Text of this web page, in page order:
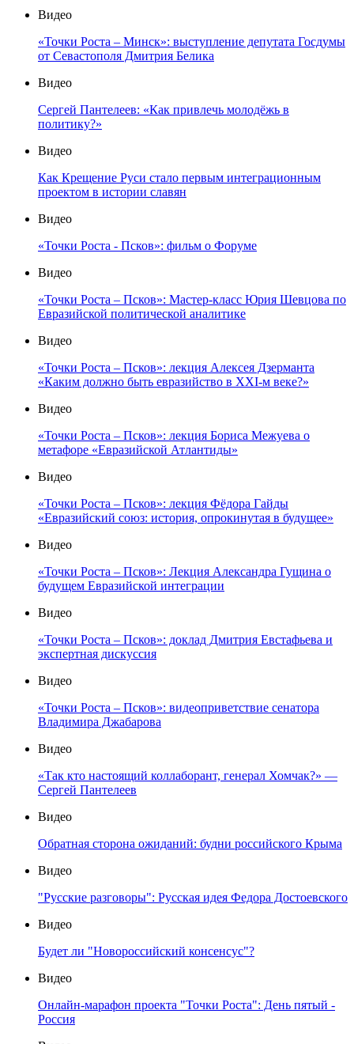
Видео
«Точки Роста – Минск»: выступление депутата Госдумы
от Севастополя Дмитрия Белика
Видео
Сергей Пантелеев: «Как привлечь молодёжь в
политику?»
Видео
Как Крещение Руси стало первым интеграционным
проектом в истории славян
Видео
«Точки Роста - Псков»: фильм о Форуме
Видео
«Точки Роста – Псков»: Мастер-класс Юрия Шевцова по
Евразийской политической аналитике
Видео
«Точки Роста – Псков»: лекция Алексея Дзерманта
«Каким должно быть евразийство в XXI-м веке?»
Видео
«Точки Роста – Псков»: лекция Бориса Межуева о
метафоре «Евразийской Атлантиды»
Видео
«Точки Роста – Псков»: лекция Фёдора Гайды
«Евразийский союз: история, опрокинутая в будущее»
Видео
«Точки Роста – Псков»: Лекция Александра Гущина о
будущем Евразийской интеграции
Видео
«Точки Роста – Псков»: доклад Дмитрия Евстафьева и
экспертная дискуссия
Видео
«Точки Роста – Псков»: видеоприветствие сенатора
Владимира Джабарова
Видео
«Так кто настоящий коллаборант, генерал Хомчак?» —
Сергей Пантелеев
Видео
Обратная сторона ожиданий: будни российского Крыма
Видео
"Русские разговоры": Русская идея Федора Достоевского
Видео
Будет ли "Новороссийский консенсус"?
Видео
Онлайн-марафон проекта "Точки Роста": День пятый -
Россия